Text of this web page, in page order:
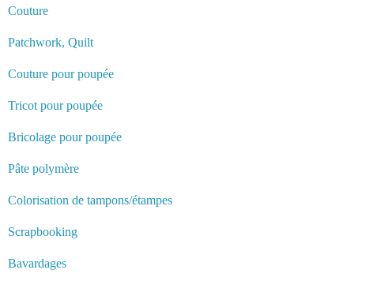
Couture
Patchwork, Quilt
Couture pour poupée
Tricot pour poupée
Bricolage pour poupée
Pâte polymère
Colorisation de tampons/étampes
Scrapbooking
Bavardages